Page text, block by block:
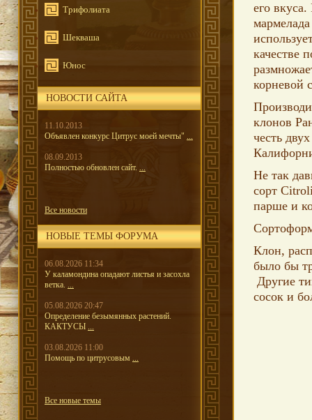
Трифолиата
Шекваша
Юнос
НОВОСТИ САЙТА
11.10.2013
Объявлен конкурс Цитрус моей мечты" ...
08.09.2013
Полностью обновлен сайт. ...
Все новости
НОВЫЕ ТЕМЫ ФОРУМА
06.08.2026 11:34
У каламондина опадают листья и засохла
ветка. ...
05.08.2026 20:47
Определение безымянных растений.
КАКТУСЫ ...
03.08.2026 11:00
Помощь по цитрусовым ...
Все новые темы
его
качестве
корневой
клонов
честь
Не так
сорт
парше и
Клон,
было бы
Другие
сосок и